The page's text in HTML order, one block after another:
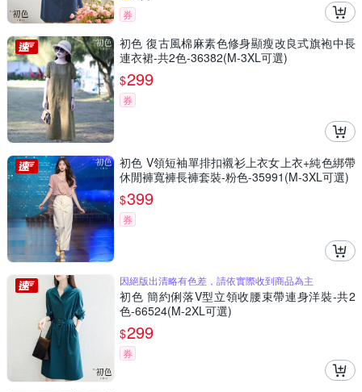
券
初色 復古風棉麻素色修身顯瘦改良式旗袍中長
連衣裙-共2色-36382(M-3XL可選)
$299
券
初色 V領短袖單排扣襯衫上衣女上衣+純色綁帶
休閒褲寬褲長褲套裝-粉色-35991(M-3XL可選)
$399
券
因絕版出清略有色差，請依實際收到商品為主
初色 簡約俐落V型立領收腰束帶連身洋裝-共2
色-66524(M-2XL可選)
$299
券